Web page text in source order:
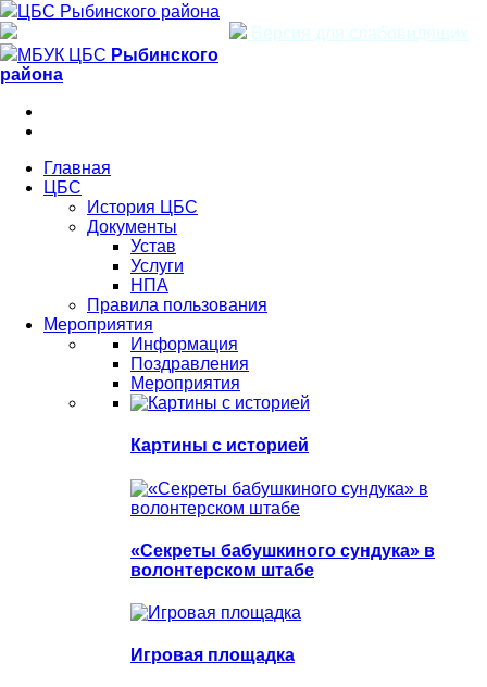
ЦБС Рыбинского района
Версия для слабовидящих
МБУК ЦБС Рыбинского
района
Главная
ЦБС
История ЦБС
Документы
Устав
Услуги
НПА
Правила пользования
Мероприятия
Информация
Поздравления
Мероприятия
Картины с историей
«Секреты бабушкиного сундука» в
волонтерском штабе
Игровая площадка